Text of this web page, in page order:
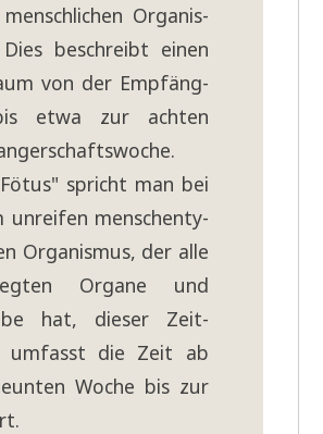
mensch­li­chen Orga­nis­
beschreibt einen
von der Emp­fäng­
etwa zur ach­ten
spricht man bei
unrei­fen men­schen­ty­
Orga­nis­mus, der alle
Orga­ne und
hat, die­ser Zeit­
umfasst die Zeit ab
Woche bis zur